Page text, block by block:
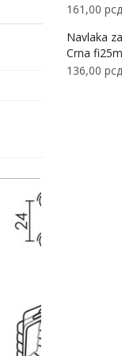
161,00 рсд
Navlaka
Crna
136,00 рсд